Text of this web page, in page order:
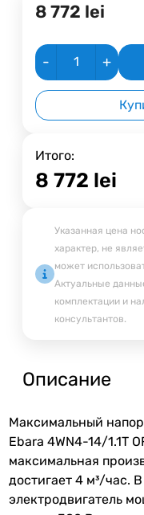
8 772 lei
- +
Итого:
8 772 lei
Указанная цена
характер, не
может
Актуальные
комплектации и
консультантов.
Описание
Максимальный
Ebara 4WN4-14/1.1T
максимальная
достигает 4 м³/час.
электродвигатель